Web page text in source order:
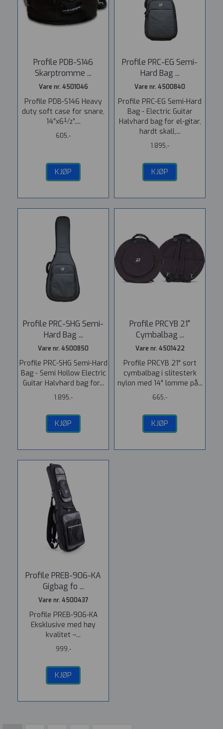
Profile PDB-S146
Skarptromme ...
Vare nr. 4501046
Profile PDB-S146 Heavy
duty soft case for snare,
14″x6½”....
605,-
KJØP
Profile PRC-EG Semi-
Hard Bag ...
Vare nr. 4500840
Profile PRC-EG Semi-Hard
Bag - Electric Guitar
Halvhard bag for el-gitar,
hardt skall,...
1.895,-
KJØP
Profile PRC-SHG Semi-
Hard Bag ...
Vare nr. 4500850
Profile PRC-SHG Semi-Hard
Bag - Semi Hollow Electric
Guitar Halvhard bag for...
1.895,-
KJØP
Profile PRCYB 21"
Cymbalbag ...
Vare nr. 4501422
Profile PRCYB 21" sort
cymbalbag i slitesterk
nylon med 14" lomme på...
665,-
KJØP
Profile PREB-906-KA
Gigbag fo ...
Vare nr. 4500437
Profile PREB-906-KA
Eksklusive med høy
kvalitet –...
999,-
KJØP